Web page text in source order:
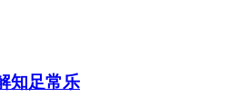
知足常乐